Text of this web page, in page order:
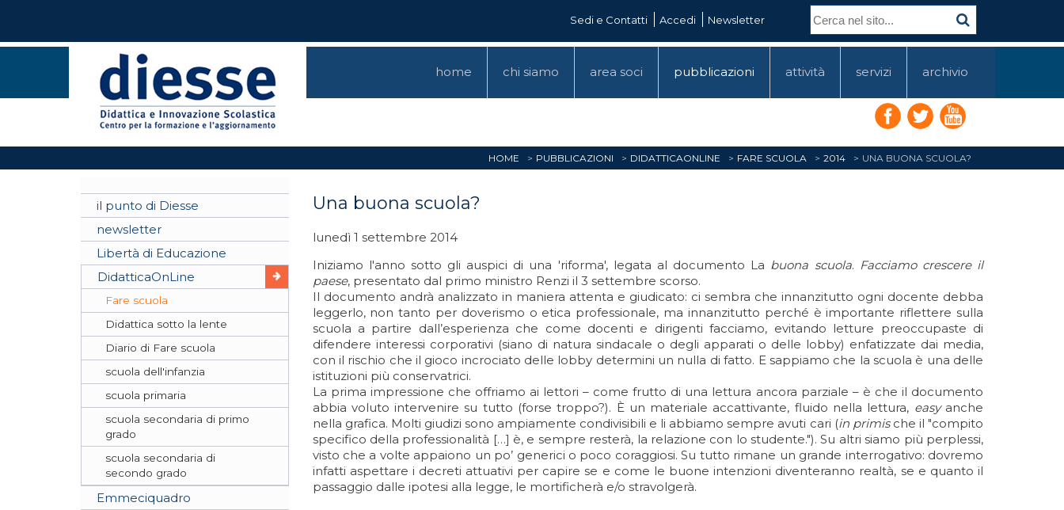
Sedi e Contatti Accedi Newsletter
home chi siamo area soci pubblicazioni attività servizi archivio
HOME PUBBLICAZIONI DIDATTICAONLINE FARE SCUOLA 2014 UNA BUONA SCUOLA?
il punto di Diesse
newsletter
Libertà di Educazione
DidatticaOnLine
Fare scuola
Didattica sotto la lente
Diario di Fare scuola
scuola dell'infanzia
scuola primaria
scuola secondaria di primo
grado
scuola secondaria di
secondo grado
Emmeciquadro
Una buona scuola?
lunedì 1 settembre 2014
Iniziamo l'anno sotto gli auspici di una 'riforma', legata al documento La buona scuola. Facciamo crescere il
paese, presentato dal primo ministro Renzi il 3 settembre scorso.
Il documento andrà analizzato in maniera attenta e giudicato: ci sembra che innanzitutto ogni docente debba
leggerlo, non tanto per doverismo o etica professionale, ma innanzitutto perché è importante riflettere sulla
scuola a partire dall’esperienza che come docenti e dirigenti facciamo, evitando letture preoccupaste di
difendere interessi corporativi (siano di natura sindacale o degli apparati o delle lobby) enfatizzate dai media,
con il rischio che il gioco incrociato delle lobby determini un nulla di fatto. E sappiamo che la scuola è una delle
istituzioni più conservatrici.
La prima impressione che offriamo ai lettori – come frutto di una lettura ancora parziale – è che il documento
abbia voluto intervenire su tutto (forse troppo?). È un materiale accattivante, fluido nella lettura, easyanche
nella grafica. Molti giudizi sono ampiamente condivisibili e li abbiamo sempre avuti cari (in primische il "compito
specifico della professionalità […] è, e sempre resterà, la relazione con lo studente."). Su altri siamo più perplessi,
visto che a volte appaiono un po’ generici o poco coraggiosi. Su tutto rimane un grande interrogativo: dovremo
infatti aspettare i decreti attuativi per capire se e come le buone intenzioni diventeranno realtà, se e quanto il
passaggio dalle ipotesi alla legge, le mortificherà e/o stravolgerà.